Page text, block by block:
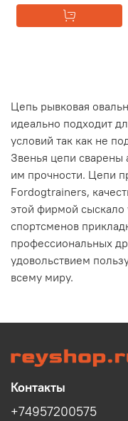
Цепь рывковая
идеально подходит
условий так как не
Звенья цепи сварены
им прочности. Цепи
Fоrdogtrainers,
этой фирмой сыскало
спортсменов
профессиональных
удовольствием
всему миру.
Контакты
+74957200575